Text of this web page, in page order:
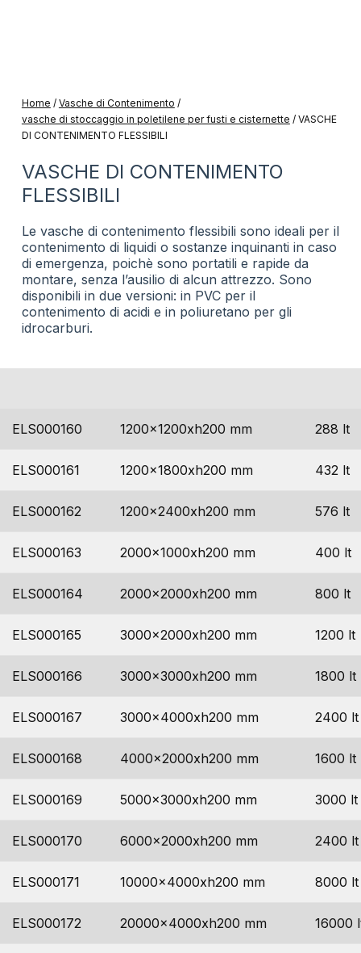
Home / Vasche di Contenimento /
vasche di stoccaggio in poletilene per fusti e cisternette / VASCHE
DI CONTENIMENTO FLESSIBILI
VASCHE DI CONTENIMENTO
FLESSIBILI
Le vasche di contenimento flessibili sono ideali per il
contenimento di liquidi o sostanze inquinanti in caso
di emergenza, poichè sono portatili e rapide da
montare, senza l’ausilio di alcun attrezzo. Sono
disponibili in due versioni: in PVC per il
contenimento di acidi e in poliuretano per gli
idrocarburi.
ELS000160 1200x1200xh200 mm 288 lt
ELS000161 1200x1800xh200 mm 432 lt
ELS000162 1200x2400xh200 mm 576 lt
ELS000163 2000x1000xh200 mm 400 lt
ELS000164 2000x2000xh200 mm 800 lt
ELS000165 3000x2000xh200 mm 1200 lt
ELS000166 3000x3000xh200 mm 1800 lt
ELS000167 3000x4000xh200 mm 2400 lt
ELS000168 4000x2000xh200 mm 1600 lt
ELS000169 5000x3000xh200 mm 3000 lt
ELS000170 6000x2000xh200 mm 2400 lt
ELS000171 10000x4000xh200 mm 8000 lt
ELS000172 20000x4000xh200 mm 16000